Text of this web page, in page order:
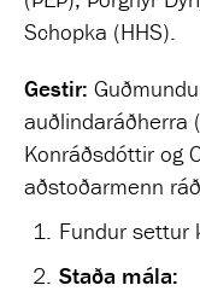
Schopka (HHS).
Gestir:
auðlindaráðherra
Konráðsdóttir og
aðstoðarmenn
Fundur settur
Staða mála: